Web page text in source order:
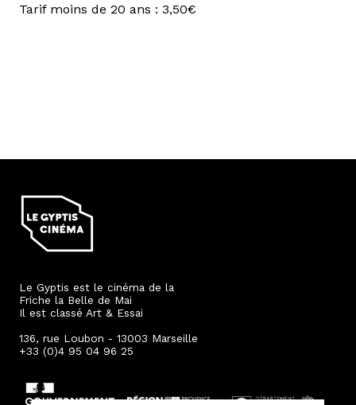
Tarif moins de 20 ans : 3,50€
Le Gyptis est le cinéma de la
Friche la Belle de Mai
Il est classé Art & Essai
136, rue Loubon - 13003 Marseille
+33 (0)4 95 04 96 25